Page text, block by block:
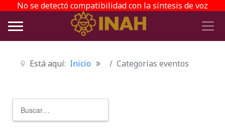
No se detectó compatibilidad con la síntesis de voz
Está aquí: Inicio Categorías eventos